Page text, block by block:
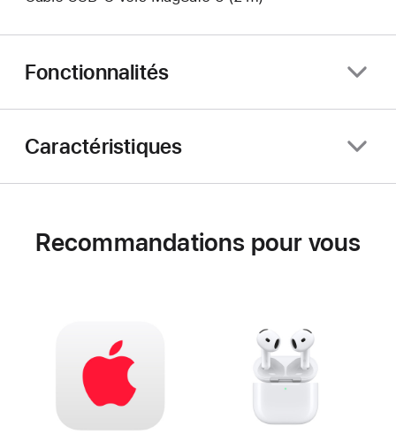
Fonctionnalités
Caractéristiques
Recommandations pour vous